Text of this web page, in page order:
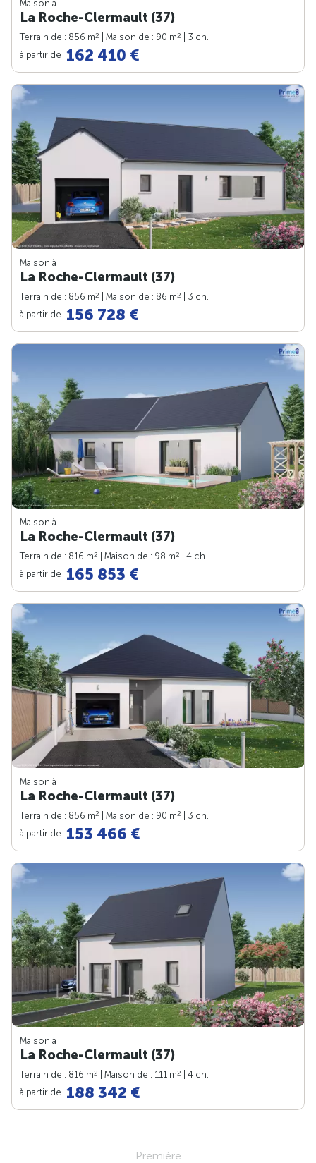
Maison à
La Roche-Clermault (37)
Terrain de : 856 m2 | Maison de : 90 m2
| 3 ch.
à partir de 162 410 €
Maison à
La Roche-Clermault (37)
Terrain de : 856 m2 | Maison de : 86 m2
| 3 ch.
à partir de 156 728 €
Maison à
La Roche-Clermault (37)
Terrain de : 816 m2 | Maison de : 98 m2
| 4 ch.
à partir de 165 853 €
Maison à
La Roche-Clermault (37)
Terrain de : 856 m2 | Maison de : 90 m2
| 3 ch.
à partir de 153 466 €
Maison à
La Roche-Clermault (37)
Terrain de : 816 m2 | Maison de : 111 m2
| 4 ch.
à partir de 188 342 €
Première